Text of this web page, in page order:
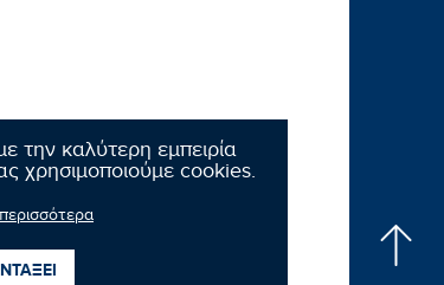
την καλύτερη εμπειρία
χρησιμοποιούμε cookies.